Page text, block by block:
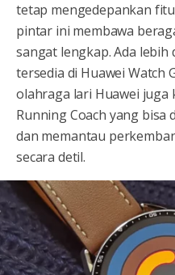
tetap mengedepankan
pintar ini membawa
sangat lengkap. Ada lebih
tersedia di Huawei Watch
olahraga lari Huawei
Running Coach yang bisa
dan memantau
secara detil.